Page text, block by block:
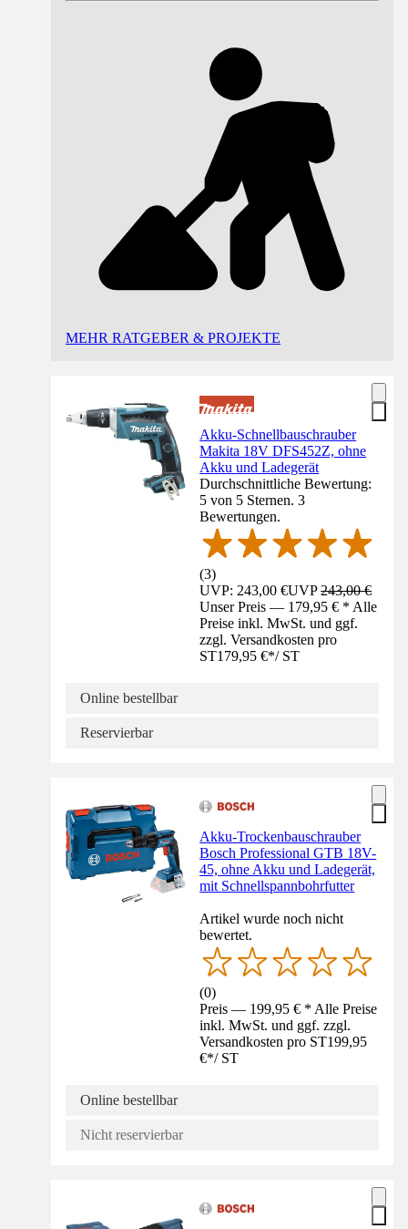
MEHR RATGEBER & PROJEKTE
Akku-Schnellbauschrauber
Makita 18V DFS452Z, ohne
Akku und Ladegerät
Durchschnittliche Bewertung:
5 von 5 Sternen. 3
Bewertungen.
(3)
UVP: 243,00 €UVP243,00 €
Unser Preis — 179,95 € * Alle
Preise inkl. MwSt. und ggf.
zzgl. Versandkosten pro
ST179,95 €*/ ST
Online bestellbar
Reservierbar
Akku-Trockenbauschrauber
Bosch Professional GTB 18V-
45, ohne Akku und Ladegerät,
mit Schnellspannbohrfutter
Artikel wurde noch nicht
bewertet.
(0)
Preis — 199,95 € * Alle Preise
inkl. MwSt. und ggf. zzgl.
Versandkosten pro ST199,95
€*/ ST
Online bestellbar
Nicht reservierbar